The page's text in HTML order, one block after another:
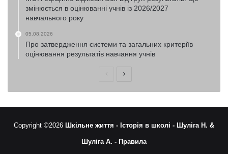
змінюється в оцінюванні учнів із 2026/2027
навчального року
05.08.2026
Про затвердження системи та загальних критеріїв
оцінювання результатів навчання учнів
ПопередняНаступна
Copyright ©2026 Шкільне життя - Історія в школі - Шуліга Н. &
Шуліга А. - Правила